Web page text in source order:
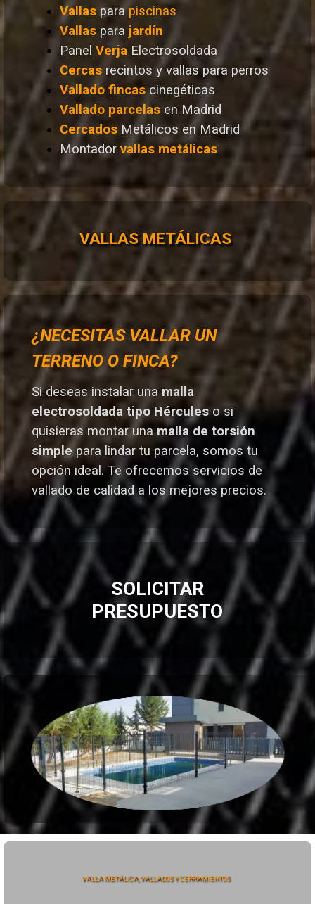
Vallas parapiscinas
Vallas para jardín
Panel Verja Electrosoldada
Cercas recintos y vallas para perros
Vallado fincas cinegéticas
Vallado parcelas en Madrid
Cercados Metálicos en Madrid
Montador vallas metálicas
VALLAS METÁLICAS
¿NECESITAS VALLAR UN
TERRENO O FINCA?
Si deseas instalar una malla
electrosoldada tipo Hércules o si
quisieras montar unamalla de torsión
simple para lindar tu parcela, somos tu
opción ideal. Te ofrecemos servicios de
vallado de calidad a los mejores precios.
SOLICITAR
PRESUPUESTO
VALLA METÁLICA, VALLADOS Y CERRAMIENTOS